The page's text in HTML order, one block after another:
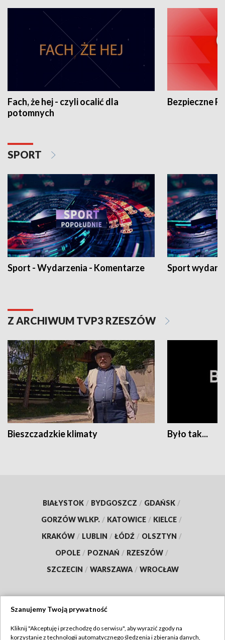
Fach, że hej - czyli ocalić dla
potomnych
Bezpieczne
SPORT
Sport - Wydarzenia - Komentarze Sport
Z ARCHIWUM TVP3 RZESZÓW
Bieszczadzkie klimaty Było tak...
BIAŁYSTOK / BYDGOSZCZ / GDAŃSK /
GORZÓW WLKP. / KATOWICE / KIELCE /
KRAKÓW / LUBLIN / ŁÓDŹ / OLSZTYN /
OPOLE / POZNAŃ / RZESZÓW /
SZCZECIN / WARSZAWA / WROCŁAW
Szanujemy Twoją prywatność
Kliknij "Akceptuję i przechodzę do serwisu", aby wyrazić zgody na
korzystanie z technologii automatycznego śledzenia i zbierania danych,